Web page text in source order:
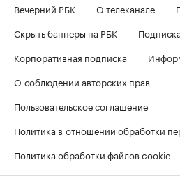
Вечерний РБК
О телеканале
Скрыть баннеры на РБК
Корпоративная подписка
О соблюдении авторских прав
Пользовательское соглашение
Политика в отношении обработки
Политика обработки файлов cookie